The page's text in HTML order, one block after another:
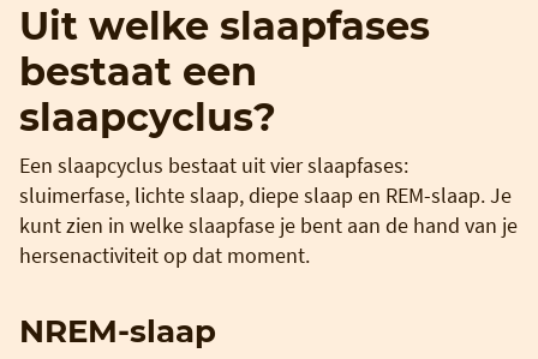
Uit welke slaapfases
bestaat een
slaapcyclus?
Een slaapcyclus bestaat uit vier slaapfases:
sluimerfase, lichte slaap, diepe slaap en REM-slaap. Je
kunt zien in welke slaapfase je bent aan de hand van je
hersenactiviteit op dat moment.
NREM-slaap